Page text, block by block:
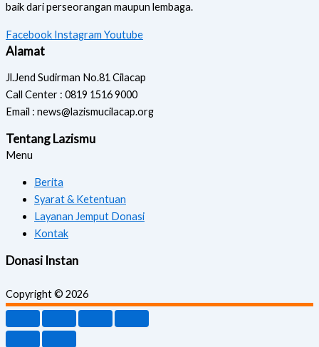
baik dari perseorangan maupun lembaga.
Facebook Instagram Youtube
Alamat
Jl.Jend Sudirman No.81 Cilacap
Call Center : 0819 1516 9000
Email : news@lazismucilacap.org
Tentang Lazismu
Menu
Berita
Syarat & Ketentuan
Layanan Jemput Donasi
Kontak
Donasi Instan
Copyright © 2026